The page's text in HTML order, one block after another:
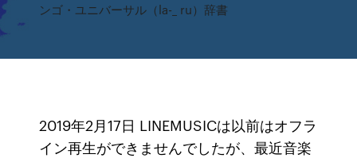
ンゴ・ユニバーサル（la-_ ru）辞書
2019年2月17日 LINEMUSICは以前はオフラ
イン再生ができませんでしたが、最近音楽